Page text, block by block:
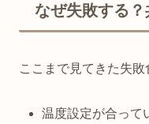
なぜ失敗する
ここまで見てきた失敗
温度設定が合って